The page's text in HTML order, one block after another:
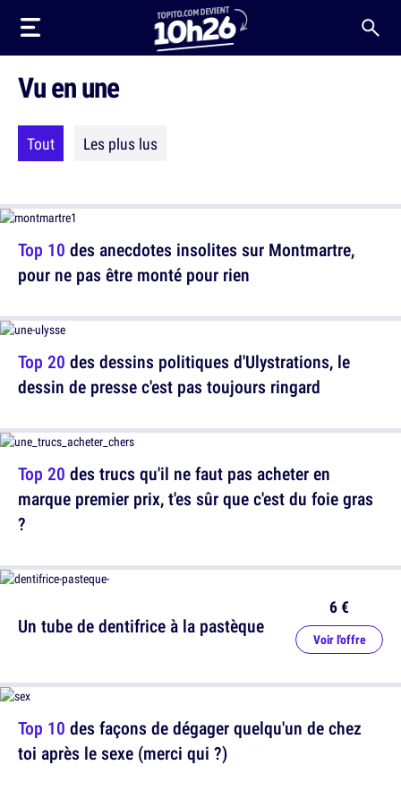
Vu en une
Tout Les plus lus
Top 10 des anecdotes insolites sur Montmartre,
pour ne pas être monté pour rien
Top 20 des trucs qu'il ne faut pas acheter en
marque premier prix, t'es sûr que c'est du foie gras
?
Top 20 des dessins politiques d'Ulystrations, le
dessin de presse c'est pas toujours ringard
Un tube de dentifrice à la pastèque
6 €
Voir l'offre
Top 10 des façons de dégager quelqu'un de chez
toi après le sexe (merci qui ?)